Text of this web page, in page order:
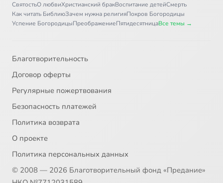
СвятостьО любвиХристианский бракВоспитание детейСмерть
Как читать БиблиюЗачем нужна религияПокров Богородицы
Успение БогородицыПреображениеПятидесятницаВсе темы →
Благотворительность
Договор оферты
Регулярные пожертвования
Безопасность платежей
Политика возврата
О проекте
Политика персональных данных
© 2008 — 2026 Благотворительный фонд «Предание»